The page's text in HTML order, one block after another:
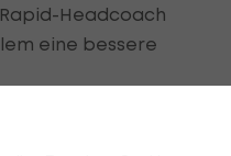
Headcoach
eine bessere
zunächst schon beim
sehr schwer. Erst in